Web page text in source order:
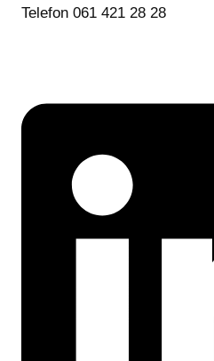
Telefon 061 421 28 28